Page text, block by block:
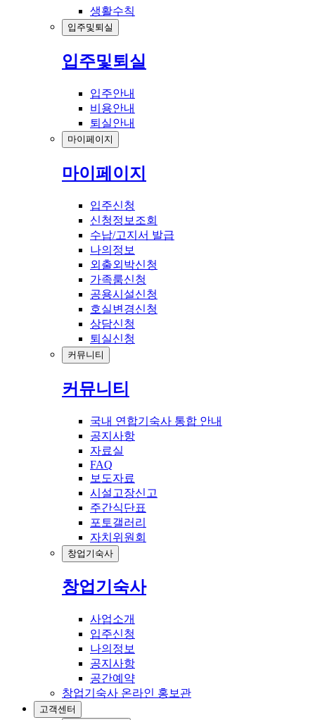
생활수칙
입주및퇴실
입주및퇴실
입주안내
비용안내
퇴실안내
마이페이지
마이페이지
입주신청
신청정보조회
수납/고지서 발급
나의정보
외출외박신청
가족룸신청
공용시설신청
호실변경신청
상담신청
퇴실신청
커뮤니티
커뮤니티
국내 연합기숙사 통합 안내
공지사항
자료실
FAQ
보도자료
시설고장신고
주간식단표
포토갤러리
자치위원회
창업기숙사
창업기숙사
사업소개
입주신청
나의정보
공지사항
공간예약
창업기숙사 온라인 홍보관
고객센터